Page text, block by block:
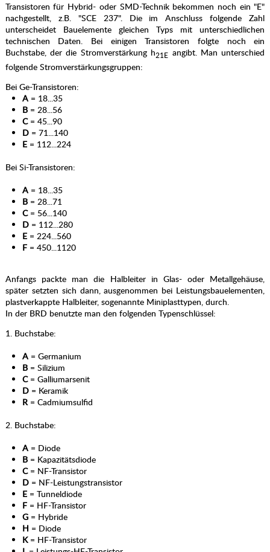
Transistoren für Hybrid- oder SMD-Technik bekommen noch ein "E"
nachgestellt, z.B. "SCE 237". Die im Anschluss folgende Zahl
unterscheidet Bauelemente gleichen Typs mit unterschiedlichen
technischen Daten. Bei einigen Transistoren folgte noch ein
Buchstabe, der die Stromverstärkung h21E angibt. Man unterschied
folgende Stromverstärkungsgruppen:
Bei Ge-Transistoren:
A= 18...35
B= 28...56
C= 45...90
D= 71...140
E= 112...224
Bei Si-Transistoren:
A= 18...35
B= 28...71
C= 56...140
D= 112...280
E= 224...560
F= 450...1120
Anfangs packte man die Halbleiter in Glas- oder Metallgehäuse,
später setzten sich dann, ausgenommen bei Leistungsbauelementen,
plastverkappte Halbleiter, sogenannte Miniplasttypen, durch.
In der BRD benutzte man den folgenden Typenschlüssel:
1. Buchstabe:
A= Germanium
B= Silizium
C= Galliumarsenit
D= Keramik
R= Cadmiumsulfid
2. Buchstabe:
A= Diode
B= Kapazitätsdiode
C= NF-Transistor
D= NF-Leistungstransistor
E= Tunneldiode
F= HF-Transistor
G= Hybride
H = Diode
K= HF-Transistor